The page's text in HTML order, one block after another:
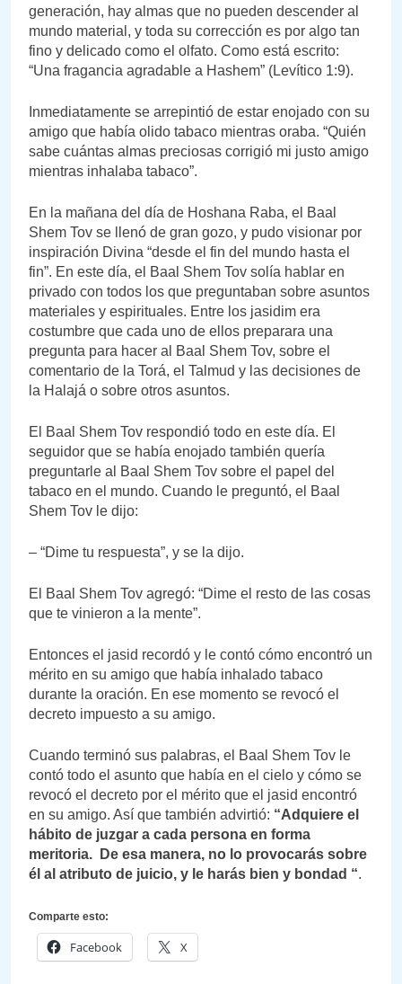
generación, hay almas que no pueden descender al
mundo material, y toda su corrección es por algo tan
fino y delicado como el olfato. Como está escrito:
“Una fragancia agradable a Hashem” (Levítico 1:9).
Inmediatamente se arrepintió de estar enojado con su
amigo que había olido tabaco mientras oraba. “Quién
sabe cuántas almas preciosas corrigió mi justo amigo
mientras inhalaba tabaco”.
En la mañana del día de Hoshana Raba, el Baal
Shem Tov se llenó de gran gozo, y pudo visionar por
inspiración Divina “desde el fin del mundo hasta el
fin”. En este día, el Baal Shem Tov solía hablar en
privado con todos los que preguntaban sobre asuntos
materiales y espirituales. Entre los jasidim era
costumbre que cada uno de ellos preparara una
pregunta para hacer al Baal Shem Tov, sobre el
comentario de la Torá, el Talmud y las decisiones de
la Halajá o sobre otros asuntos.
El Baal Shem Tov respondió todo en este día. El
seguidor que se había enojado también quería
preguntarle al Baal Shem Tov sobre el papel del
tabaco en el mundo. Cuando le preguntó, el Baal
Shem Tov le dijo:
– “Dime tu respuesta”, y se la dijo.
El Baal Shem Tov agregó: “Dime el resto de las cosas
que te vinieron a la mente”.
Entonces el jasid recordó y le contó cómo encontró un
mérito en su amigo que había inhalado tabaco
durante la oración. En ese momento se revocó el
decreto impuesto a su amigo.
Cuando terminó sus palabras, el Baal Shem Tov le
contó todo el asunto que había en el cielo y cómo se
revocó el decreto por el mérito que el jasid encontró
en su amigo. Así que también advirtió: “Adquiere el
hábito de juzgar a cada persona en forma
meritoria. De esa manera, no lo provocarás sobre
él al atributo de juicio, y le harás bien y bondad “.
Comparte esto:
Facebook X